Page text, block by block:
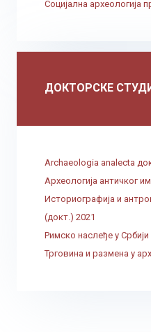
Социјална археологија
ДОКТОРСКЕ
Archaeologia analecta
Археологија античког
Историографија и
(докт.) 2021
Римско наслеђе у Србији
Трговина и размена у